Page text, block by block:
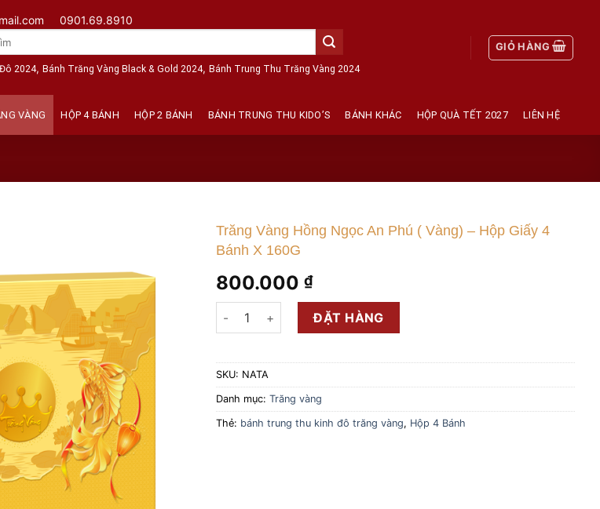
0901.69.8910
2024, Bánh Trăng Vàng Black & Gold 2024, Bánh Trung Thu Trăng Vàng 2024
GIỎ HÀNG
VÀNG HỘP 4 BÁNH HỘP 2 BÁNH BÁNH TRUNG THU KIDO’S BÁNH KHÁC HỘP QUÀ TẾT 2027 LIÊN HỆ
Trăng Vàng Hồng Ngọc An Phú ( Vàng) – Hộp Giấy 4
Bánh X 160G
800.000 ₫
Trăng Vàng Hồng Ngọc An Phú ( Vàng) - Hộp Giấy 4 Bánh X 160G số
ĐẶT HÀNG
SKU: NATA
Danh mục: Trăng vàng
Thẻ: bánh trung thu kinh đô trăng vàng, Hộp 4 Bánh